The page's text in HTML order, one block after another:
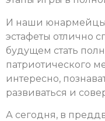
И наши юнармейцы
эстафеты отлично
будущем стать
патриотического
интересно,
развиваться и
А сегодня, в